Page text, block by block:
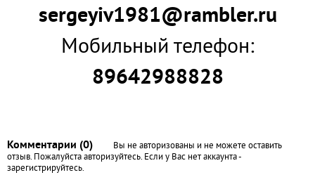
sergeyiv1981@rambler.ru
Мобильный телефон:
89642988828
Комментарии (0)
Вы не авторизованы и не можете оставить
отзыв. Пожалуйста авторизуйтесь. Если у Вас нет аккаунта -
зарегистрируйтесь.